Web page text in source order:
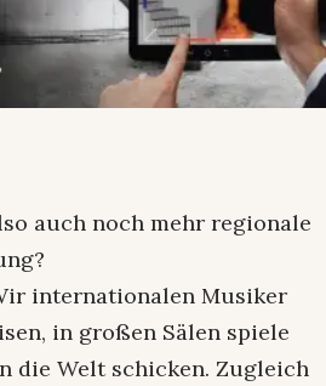
auch noch mehr regionale
internationalen Musiker
in großen Sälen spiele
die Welt schicken. Zugleich